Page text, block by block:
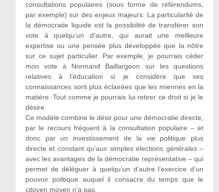
consultations populaires (sous forme de référendums,
par exemple) sur des enjeux majeurs. La particularité de
la démocratie liquide est la possibilité de transférer son
vote à quelqu’un d’autre, qui aurait une meilleure
expertise ou une pensée plus développée que la nôtre
sur ce sujet particulier. Par exemple, je pourrais céder
mon vote à Normand Baillargeon sur les questions
relatives à l’éducation si je considère que ses
connaissances sont plus éclairées que les miennes en la
matière. Tout comme je pourrais lui retirer ce droit si je le
désire.
Ce modèle combine le désir pour une démocratie directe,
par le recours fréquent à la consultation populaire – et
donc par un investissement de la vie politique plus
directe et constant qu’aux simples élections générales –
avec les avantages de la démocratie représentative – qui
permet de déléguer à quelqu’un d’autre l’exercice d’un
pouvoir politique auquel il consacre du temps que le
citoyen moyen n’a pas.